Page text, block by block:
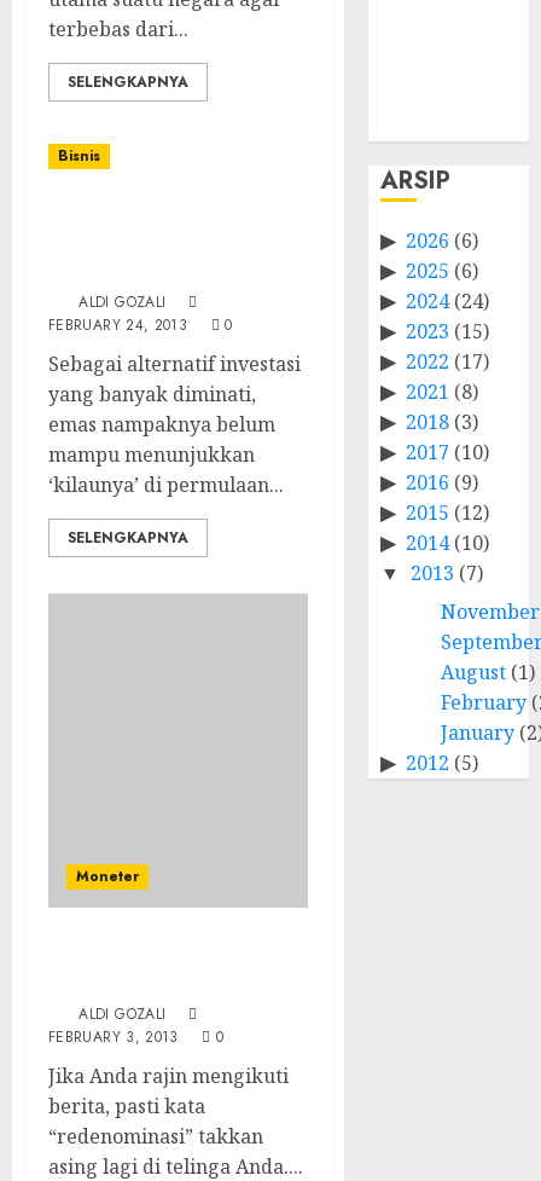
terbebas dari...
SELENGKAPNYA
Bisnis
ALDI GOZALI
FEBRUARY 24, 2013
0
Sebagai alternatif investasi
yang banyak diminati,
emas nampaknya belum
mampu menunjukkan
‘kilaunya’ di permulaan...
SELENGKAPNYA
Moneter
ALDI GOZALI
FEBRUARY 3, 2013
0
Jika Anda rajin mengikuti
berita, pasti kata
“redenominasi” takkan
asing lagi di telinga Anda....
ARSIP
2026 (6)
2025 (6)
2024(24)
2023 (15)
2022 (17)
2021 (8)
2018 (3)
2017 (10)
2016 (9)
2015 (12)
2014(10)
2013 (7)
November
August (1)
February
January
2012 (5)